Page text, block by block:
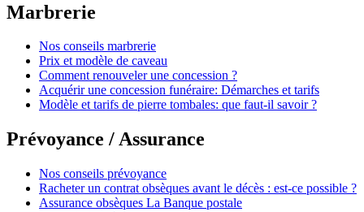
Marbrerie
Nos conseils marbrerie
Prix et modèle de caveau
Comment renouveler une concession ?
Acquérir une concession funéraire: Démarches et tarifs
Modèle et tarifs de pierre tombales: que faut-il savoir ?
Prévoyance / Assurance
Nos conseils prévoyance
Racheter un contrat obsèques avant le décès : est-ce possible ?
Assurance obsèques La Banque postale